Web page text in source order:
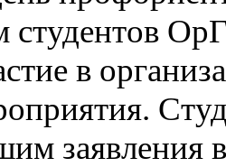
студентов
в
заявления в